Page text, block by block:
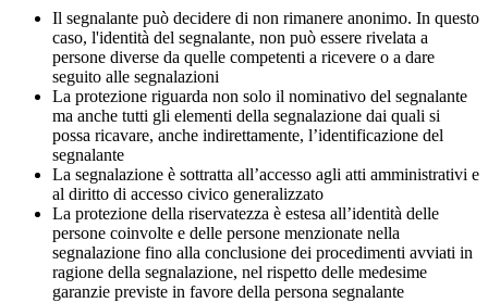
Il segnalante può decidere di non rimanere anonimo. In questo
caso, l'identità del segnalante, non può essere rivelata a
persone diverse da quelle competenti a ricevere o a dare
seguito alle segnalazioni
La protezione riguarda non solo il nominativo del segnalante
ma anche tutti gli elementi della segnalazione dai quali si
possa ricavare, anche indirettamente, l’identificazione del
segnalante
La segnalazione è sottratta all’accesso agli atti amministrativi e
al diritto di accesso civico generalizzato
La protezione della riservatezza è estesa all’identità delle
persone coinvolte e delle persone menzionate nella
segnalazione fino alla conclusione dei procedimenti avviati in
ragione della segnalazione, nel rispetto delle medesime
garanzie previste in favore della persona segnalante